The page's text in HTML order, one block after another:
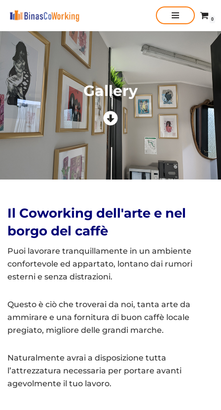
contenuto
0
Gallery
Il Coworking dell'arte e nel
borgo del caffè
Puoi lavorare tranquillamente in un ambiente
confortevole ed appartato, lontano dai rumori
esterni e senza distrazioni.
Questo è ciò che troverai da noi, tanta arte da
ammirare e una fornitura di buon caffè locale
pregiato, migliore delle grandi marche.
Naturalmente avrai a disposizione tutta
l’attrezzatura necessaria per portare avanti
agevolmente il tuo lavoro.